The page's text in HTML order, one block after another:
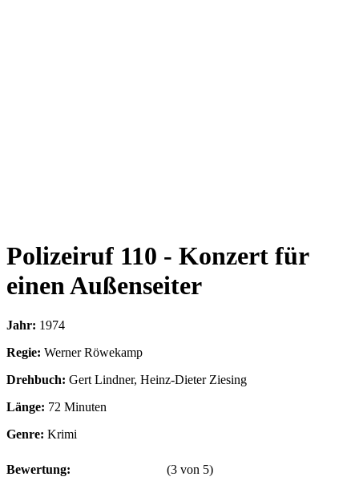
Polizeiruf 110 - Konzert für
einen Außenseiter
Jahr: 1974
Regie: Werner Röwekamp
Drehbuch: Gert Lindner, Heinz-Dieter Ziesing
Länge: 72 Minuten
Genre: Krimi
Bewertung: (3 von 5)